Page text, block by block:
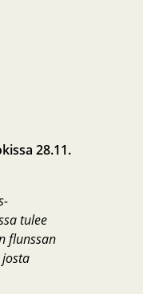
28.11.
tulee
flunssan